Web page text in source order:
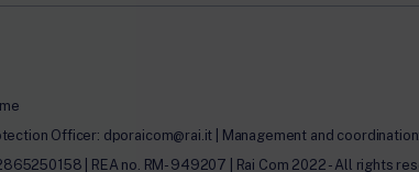
Officer: dporaicom@rai.it | Management and
| REA no. RM- 949207 | Rai Com 2022 - All rights